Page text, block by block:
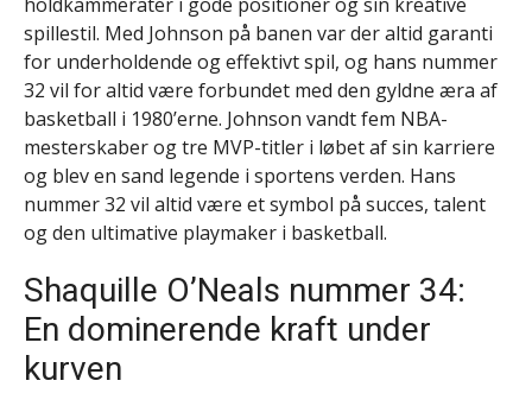
spillestil. Med Johnson på banen var der altid garanti
for underholdende og effektivt spil, og hans nummer
32 vil for altid være forbundet med den gyldne æra af
basketball i 1980’erne. Johnson vandt fem NBA-
mesterskaber og tre MVP-titler i løbet af sin karriere
og blev en sand legende i sportens verden. Hans
nummer 32 vil altid være et symbol på succes, talent
og den ultimative playmaker i basketball.
Shaquille O’Neals nummer 34:
En dominerende kraft under
kurven